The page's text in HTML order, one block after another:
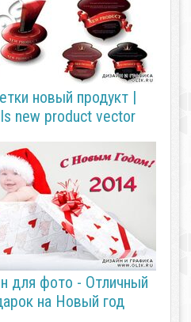
новый продукт |
new product vector
для фото - Отличный
на Новый год